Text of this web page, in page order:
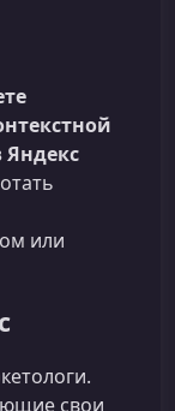
Яндекс
или
свои